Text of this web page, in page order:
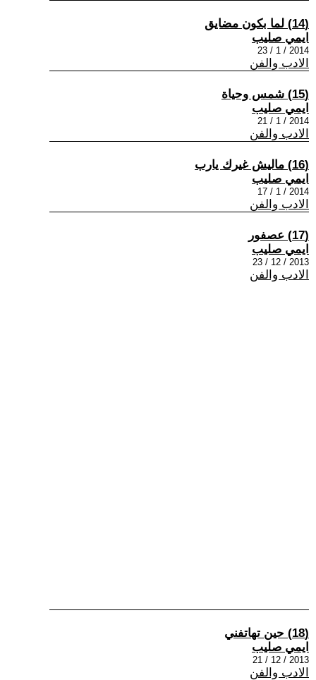
(14) لما بكون مضايق
ايمي صليب
2014 / 1 / 23
الادب والفن
(15) شمس وحياة
ايمي صليب
2014 / 1 / 21
الادب والفن
(16) ماليش غيرك يارب
ايمي صليب
2014 / 1 / 17
الادب والفن
(17) عصفور
ايمي صليب
2013 / 12 / 23
الادب والفن
(18) حين تهاتفني
ايمي صليب
2013 / 12 / 21
الادب والفن